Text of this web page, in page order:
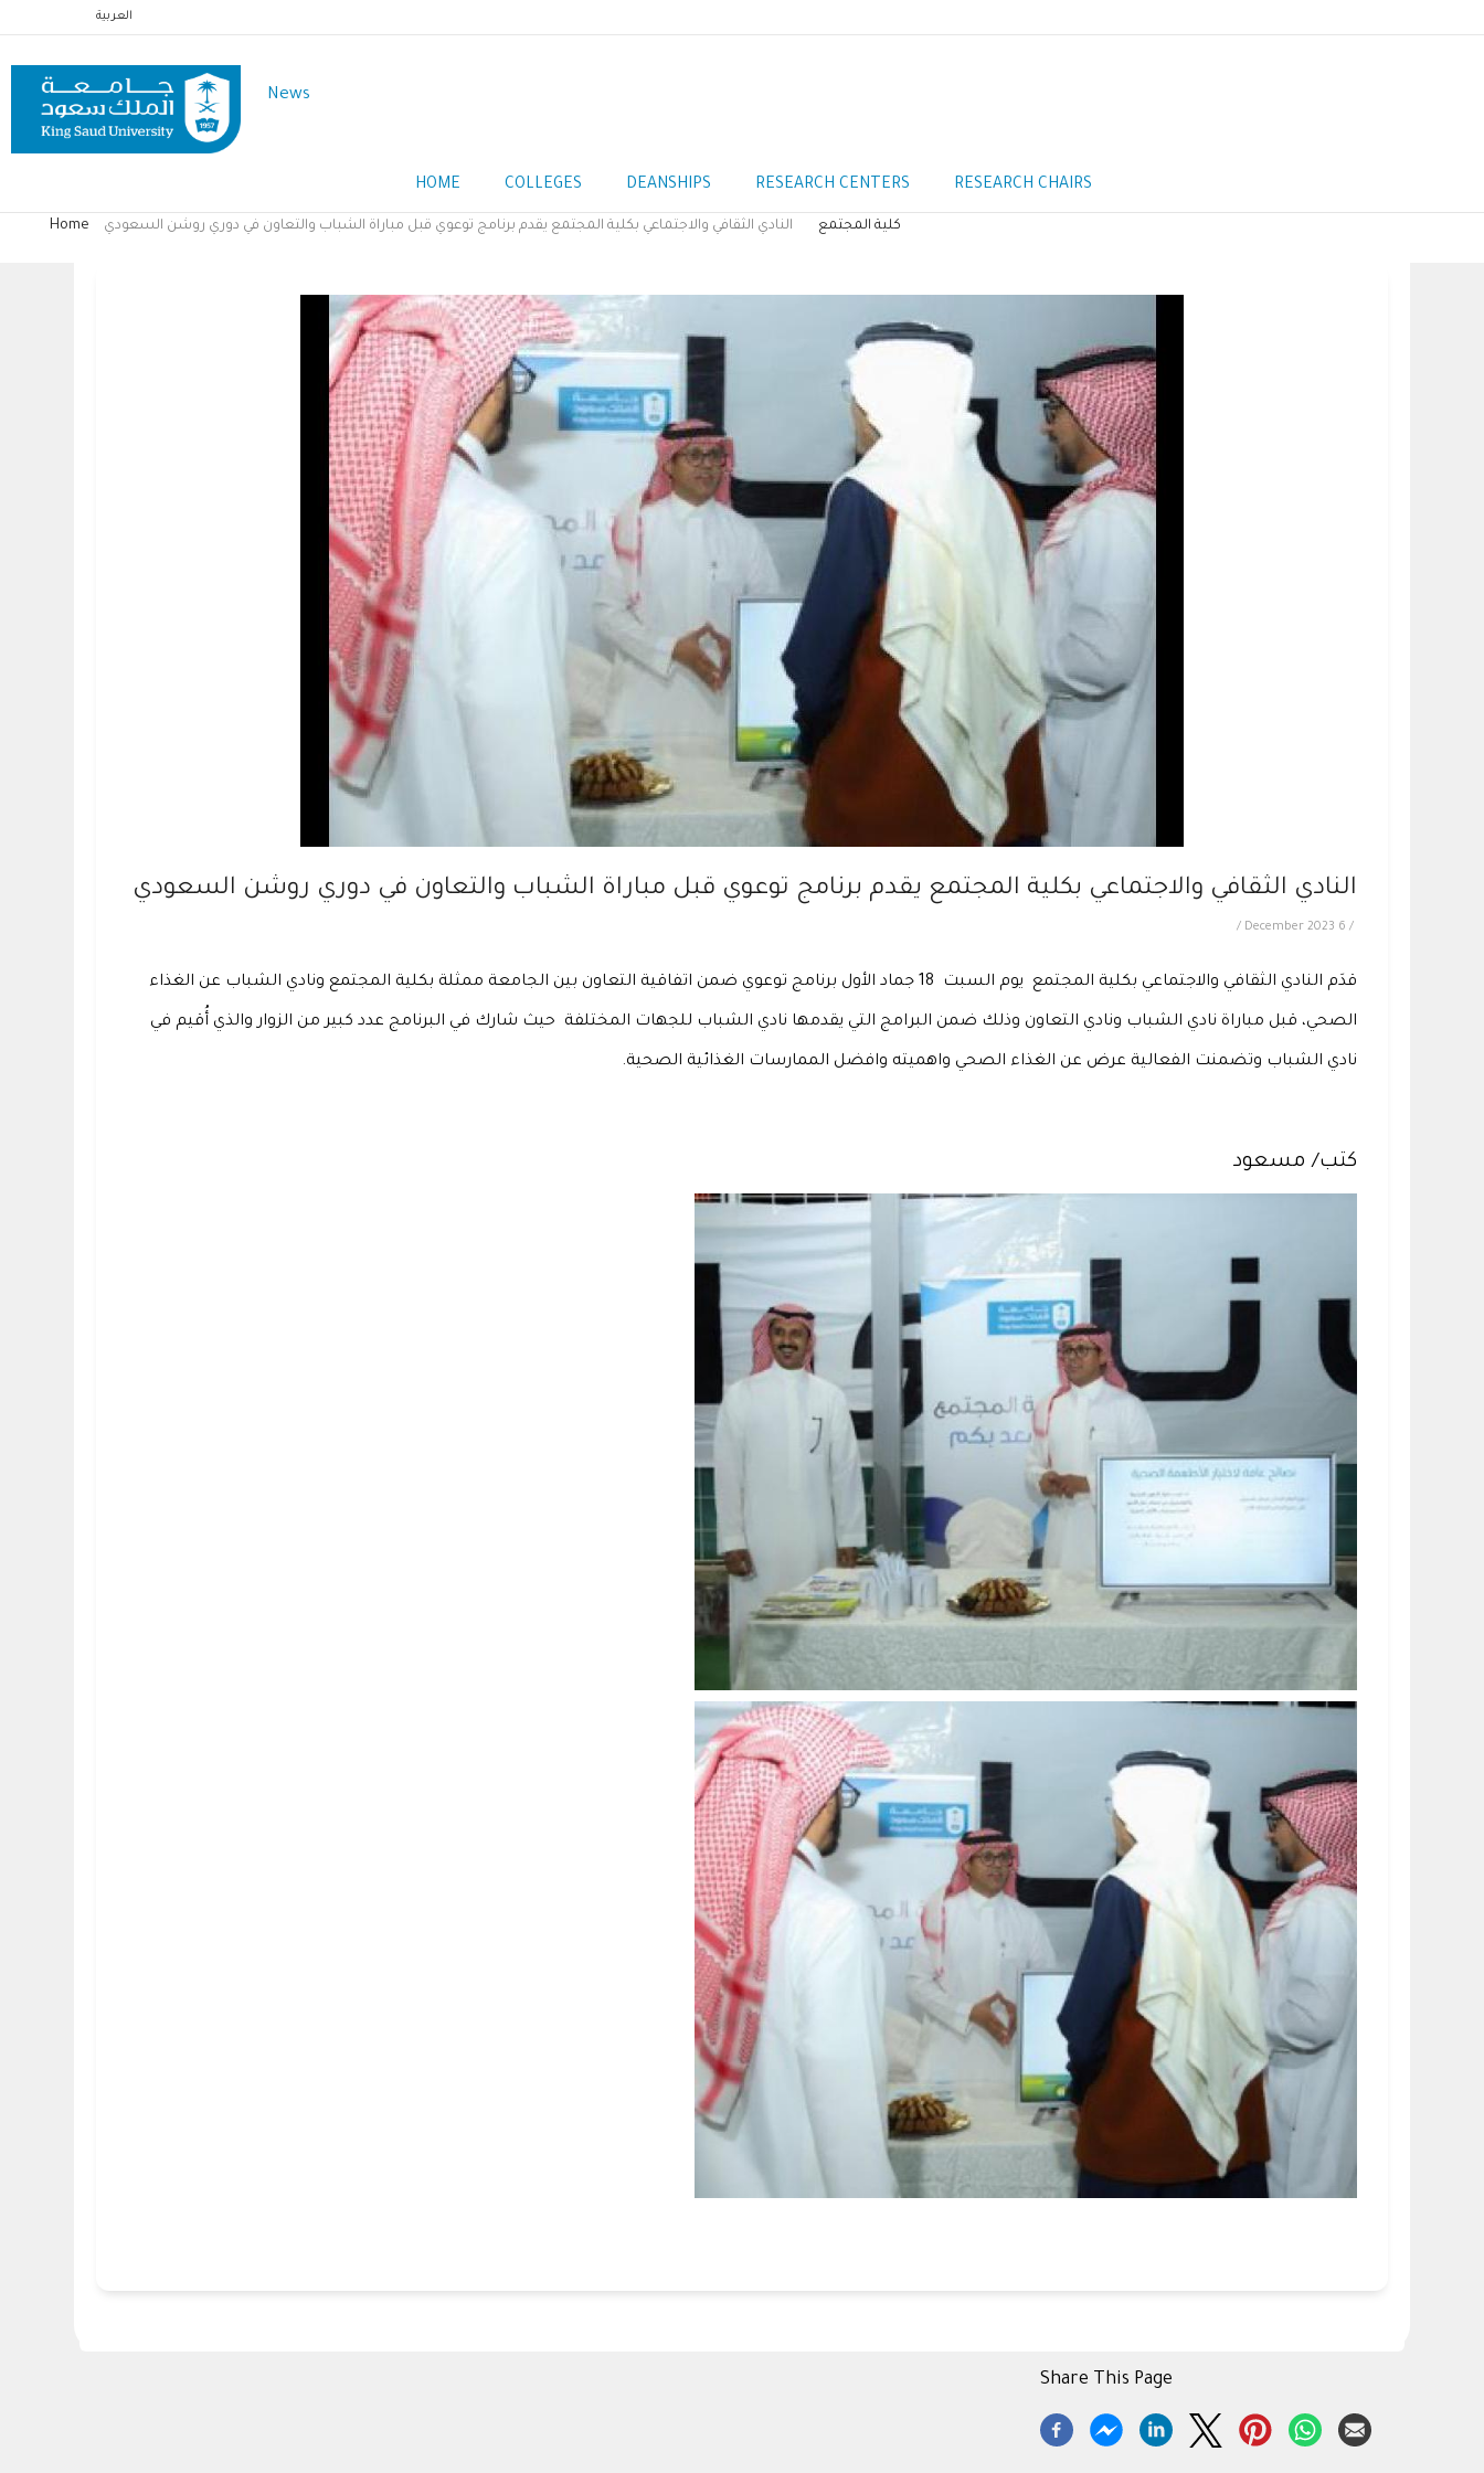
main
content
العربية
News
Menu
English
HOME COLLEGES DEANSHIPS RESEARCH CENTERS RESEARCH CHAIRS
Breadcrumb
Home كلية المجتمع النادي الثقافي والاجتماعي بكلية المجتمع يقدم برنامج توعوي قبل مباراة الشباب والتعاون في دوري روشن السعودي
النادي الثقافي والاجتماعي بكلية المجتمع يقدم برنامج توعوي قبل مباراة الشباب والتعاون في دوري روشن السعودي
/
6 December 2023
/
قدَم النادي الثقافي والاجتماعي بكلية المجتمع يوم السبت 18 جماد الأول برنامج توعوي ضمن اتفاقية التعاون بين الجامعة ممثلة بكلية المجتمع ونادي الشباب عن الغذاء
الصحي، قبل مباراة نادي الشباب ونادي التعاون وذلك ضمن البرامج التي يقدمها نادي الشباب للجهات المختلفة حيث شارك في البرنامج عدد كبير من الزوار والذي أُقيم في
نادي الشباب وتضمنت الفعالية عرض عن الغذاء الصحي واهميته وافضل الممارسات الغذائية الصحية.
كتب/ مسعود
Share This Page